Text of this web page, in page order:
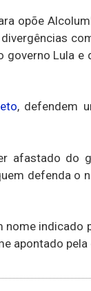
opõe
Lula e
, defendem
afastado do
defenda o
indicado
apontado